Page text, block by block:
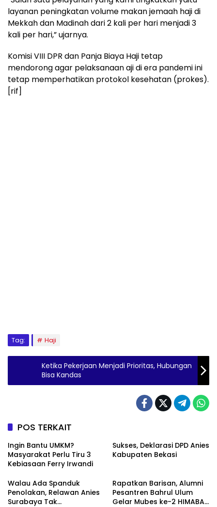
layanan peningkatan volume makan jemaah haji di
Mekkah dan Madinah dari 2 kali per hari menjadi 3
kali per hari,” ujarnya.
Komisi VIII DPR dan Panja Biaya Haji tetap
mendorong agar pelaksanaan aji di era pandemi ini
tetap memperhatikan protokol kesehatan (prokes).
[rif]
Tag: Haji
Ketika Pekerjaan Menjadi Prioritas, Hubungan
Bisa Kandas
POS TERKAIT
Ingin Bantu UMKM?
Masyarakat Perlu Tiru 3
Kebiasaan Ferry Irwandi
Sukses, Deklarasi DPD Anies
Kabupaten Bekasi
Walau Ada Spanduk
Penolakan, Relawan Anies
Surabaya Tak
Rapatkan Barisan, Alumni
Pesantren Bahrul Ulum
Gelar Mubes ke-2 HIMABAS